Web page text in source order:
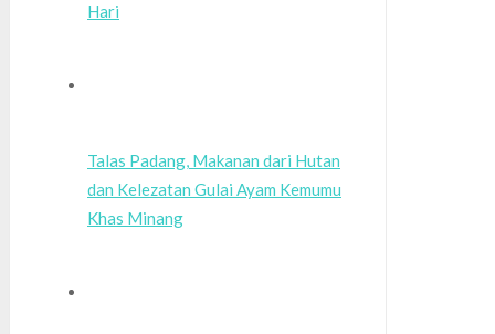
Hari
Talas Padang, Makanan dari Hutan
dan Kelezatan Gulai Ayam Kemumu
Khas Minang